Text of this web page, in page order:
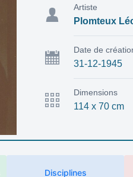
Plomteux
Artiste
31-12-1945
Date de
114 x 70 cm
Dimensions
Disciplines